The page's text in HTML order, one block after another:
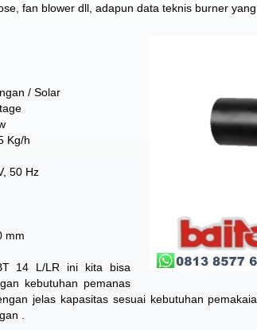
fan blower dll, adapun data teknis burner
/ Solar
Kg/h
50 Hz
mm
14 L/LR ini kita bisa
kebutuhan pemanas
jelas kapasitas sesuai kebutuhan
.